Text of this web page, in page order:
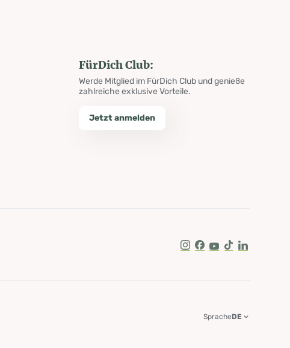
FürDich Club:
Werde Mitglied im FürDich Club und genieße
zahlreiche exklusive Vorteile.
Jetzt anmelden
Instagram
Facebook
Youtube
Tik TokLinkedIn
SpracheDE